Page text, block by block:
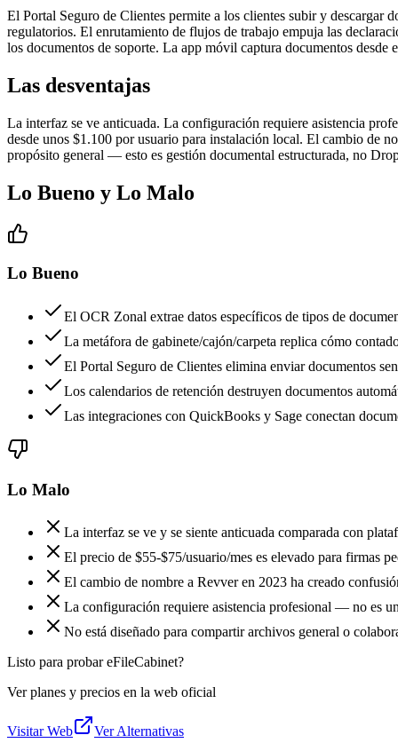
El Portal Seguro de Clientes permite a los clientes subir y descargar
regulatorios. El enrutamiento de flujos de trabajo empuja las
los documentos de soporte. La app móvil captura documentos desde
Las desventajas
La interfaz se ve anticuada. La configuración requiere asistencia
desde unos $1.100 por usuario para instalación local. El cambio de
propósito general — esto es gestión documental estructurada, no
Lo Bueno y Lo Malo
Lo Bueno
El OCR Zonal extrae datos específicos de tipos de
La metáfora de gabinete/cajón/carpeta replica cómo
El Portal Seguro de Clientes elimina enviar documentos
Los calendarios de retención destruyen documentos
Las integraciones con QuickBooks y Sage conectan
Lo Malo
La interfaz se ve y se siente anticuada comparada con
El precio de $55-$75/usuario/mes es elevado para firmas
El cambio de nombre a Revver en 2023 ha creado
La configuración requiere asistencia profesional — no es
No está diseñado para compartir archivos general o
Listo para probar eFileCabinet?
Ver planes y precios en la web oficial
Visitar Web Ver Alternativas